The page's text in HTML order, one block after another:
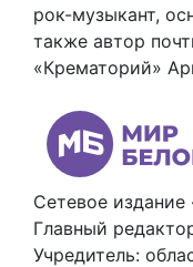
рок-музыкант,
также автор
«Крематорий»
Сетевое
Главный
Учредитель: